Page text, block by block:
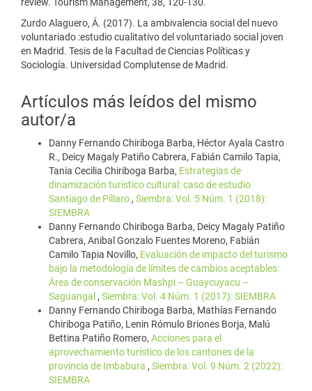
Zurdo Alaguero, Á. (2017). La ambivalencia social del nuevo
voluntariado :estudio cualitativo del voluntariado social joven
en Madrid. Tesis de la Facultad de Ciencias Políticas y
Sociología. Universidad Complutense de Madrid.
Artículos más leídos del mismo
autor/a
Danny Fernando Chiriboga Barba, Héctor Ayala Castro
R., Deicy Magaly Patiño Cabrera, Fabián Camilo Tapia,
Tania Cecilia Chiriboga Barba, Estrategias de
dinamización turístico cultural: caso de estudio
Santiago de Píllaro , Siembra: Vol. 5 Núm. 1 (2018):
SIEMBRA
Danny Fernando Chiriboga Barba, Deicy Magaly Patiño
Cabrera, Anibal Gonzalo Fuentes Moreno, Fabián
Camilo Tapia Novillo, Evaluación de impacto del turismo
bajo la metodología de límites de cambios aceptables:
Área de conservación Mashpi – Guaycuyacu –
Saguangal , Siembra: Vol. 4 Núm. 1 (2017): SIEMBRA
Danny Fernando Chiriboga Barba, Mathías Fernando
Chiriboga Patiño, Lenin Rómulo Briones Borja, Malú
Bettina Patiño Romero, Acciones para el
aprovechamiento turístico de los cantones de la
provincia de Imbabura , Siembra: Vol. 9 Núm. 2 (2022):
SIEMBRA